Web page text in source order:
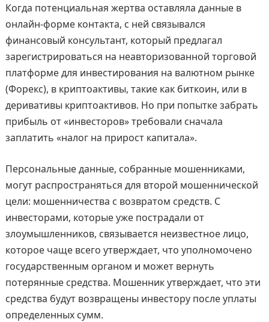
Когда потенциальная жертва оставляла данные в
онлайн-форме контакта, с ней связывался
финансовый консультант, который предлагал
зарегистрироваться на неавторизованной торговой
платформе для инвестирования на валютном рынке
(Форекс), в криптоактивы, такие как биткоин, или в
деривативы криптоактивов. Но при попытке забрать
прибыль от «инвесторов» требовали сначала
заплатить «налог на прирост капитала».
Персональные данные, собранные мошенниками,
могут распространяться для второй мошеннической
цели: мошенничества с возвратом средств. С
инвесторами, которые уже пострадали от
злоумышленников, связывается неизвестное лицо,
которое чаще всего утверждает, что уполномочено
государственным органом и может вернуть
потерянные средства. Мошенник утверждает, что эти
средства будут возвращены инвестору после уплаты
определенных сумм.